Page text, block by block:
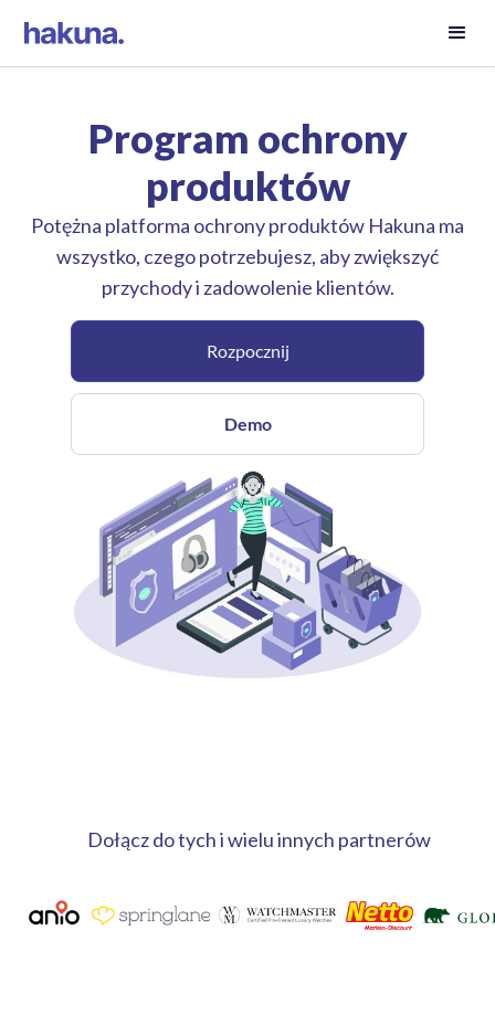
Program ochrony
produktów
Potężna platforma ochrony produktów Hakuna ma
wszystko, czego potrzebujesz, aby zwiększyć
przychody i zadowolenie klientów.
Rozpocznij
Demo
Dołącz do tych i wielu innych partnerów